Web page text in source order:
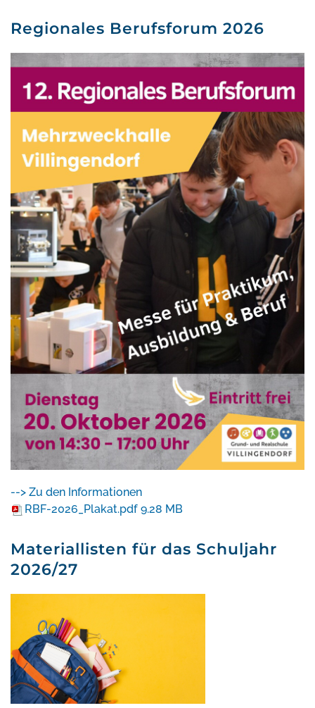
Regionales Berufsforum 2026
--> Zu den Informationen
RBF-2026_Plakat.pdf 9.28 MB
Materiallisten für das Schuljahr
2026/27